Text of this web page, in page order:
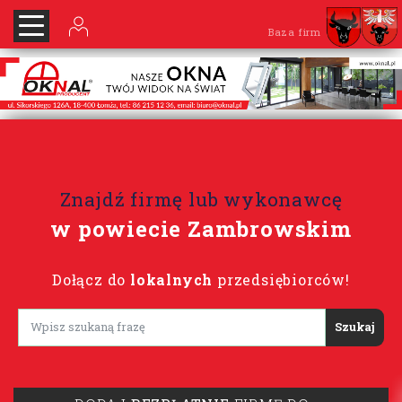
Baza firm
Znajdź firmę lub wykonawcę
w powiecie Zambrowskim
Dołącz do lokalnych przedsiębiorców!
Lorem ipsum